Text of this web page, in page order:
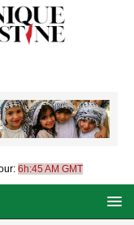
6h:45 AM GMT